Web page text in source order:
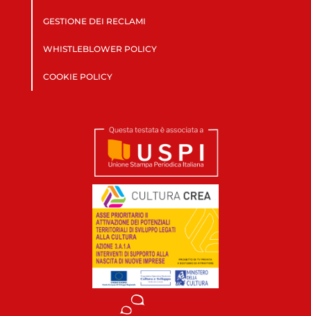
GESTIONE DEI RECLAMI
WHISTLEBLOWER POLICY
COOKIE POLICY